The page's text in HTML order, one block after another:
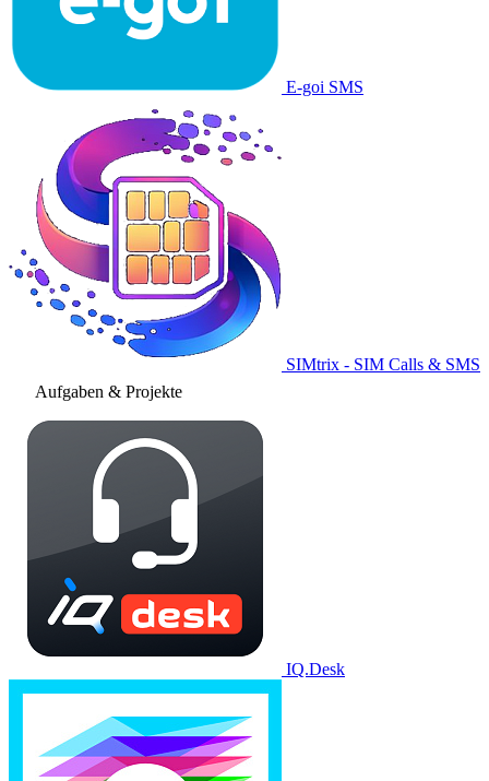
E-goi SMS
SIMtrix - SIM Calls & SMS
Aufgaben & Projekte
IQ.Desk